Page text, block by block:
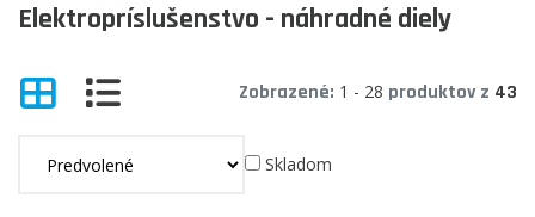
Elektropríslušenstvo - náhradné diely
Zobrazené: 1 - 28 produktov z 43
Skladom